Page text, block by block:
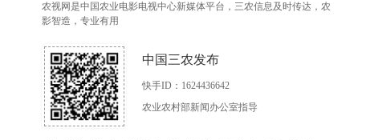
农视网是中国农业电影电视中心新媒体平台，三农信息及时传达，农
影智造，专业有用
中国三农发布
快手ID：1624436642
农业农村部新闻办公室指导